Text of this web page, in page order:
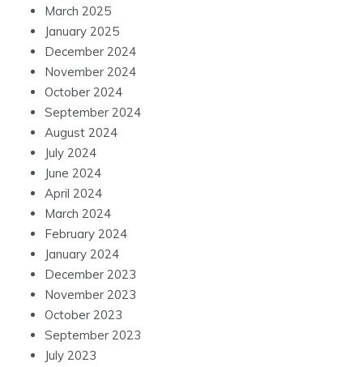
March 2025
January 2025
December 2024
November 2024
October 2024
September 2024
August 2024
July 2024
June 2024
April 2024
March 2024
February 2024
January 2024
December 2023
November 2023
October 2023
September 2023
July 2023